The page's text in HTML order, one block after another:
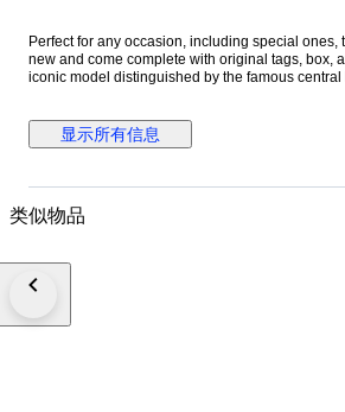
Perfect for any occasion, including special ones,
new and come complete with original tags, box, and dust
iconic model distinguished by the famous
design Logo on display Size: UK 7, US 8, EU 41 Canvas and mix tex
Limited Edition Guaranteed authenticity Fast and secure shipping with
within 24 hours. Buyers outside the European
by the buyer. If you purchase multiple items, we can arrange combined
Armani, Fendi, Versace, Gucci, Dior, Chanel,
Veneta, Burberry, and many more.
显示所有信息
类似物品